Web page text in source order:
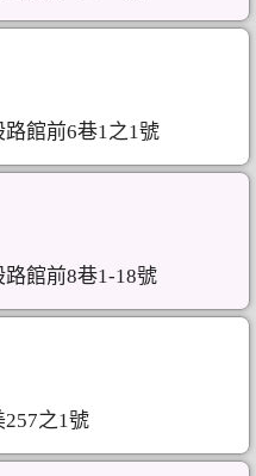
館前6巷1之1號
館前8巷1-18號
之1號